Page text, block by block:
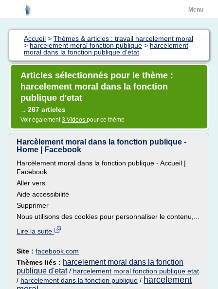
Menu
Accueil > Thèmes & articles : travail harcelement moral
> harcelement moral fonction publique > harcelement
moral dans la fonction publique d'etat
Articles sélectionnés pour le thème :
harcelement moral dans la fonction
publique d'etat
→ 267 articles
Voir également3 Vidéos pour ce thème
Harcèlement moral dans la fonction publique -
Home | Facebook
Harcèlement moral dans la fonction publique - Accueil |
Facebook
Aller vers
Aide accessibilité
Supprimer
Nous utilisons des cookies pour personnaliser le contenu,...
Lire la suite
Site : facebook.com
Thèmes liés : harcelement moral dans la fonction
publique d'etat/ harcelement moral fonction publique etat
/ harcelement dans la fonction publique / harcelement